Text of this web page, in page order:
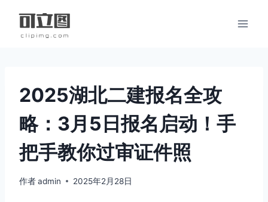
2025湖北二建报名全攻
略：3月5日报名启动！手
把手教你过审证件照
作者admin 2025年2月28日